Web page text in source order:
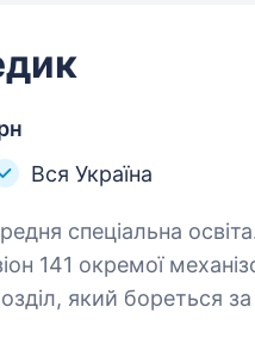
Вся Україна
освіта. Привіт! Ми —
141 окремої
який бореться